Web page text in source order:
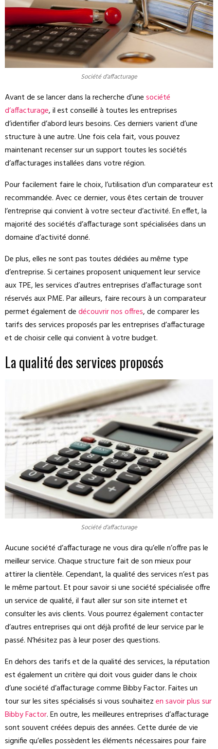
Société d’affacturage
Avant de se lancer dans la recherche d’unesociété
d’affacturage, il est conseillé à toutes les entreprises
d’identifier d’abord leurs besoins. Ces derniers varient d’une
structure à une autre. Une fois cela fait, vous pouvez
maintenant recenser sur un support toutes les sociétés
d’affacturages installées dans votre région.
Pour facilement faire le choix, l’utilisation d’un comparateur est
recommandée. Avec ce dernier, vous êtes certain de trouver
l’entreprise qui convient à votre secteur d’activité. En effet, la
majorité des sociétés d’affacturage sont spécialisées dans un
domaine d’activité donné.
De plus, elles ne sont pas toutes dédiées au même type
d’entreprise. Si certaines proposent uniquement leur service
aux TPE, les services d’autres entreprises d’affacturage sont
réservés aux PME. Par ailleurs, faire recours à un comparateur
permet également dedécouvrir nos offres, de comparer les
tarifs des services proposés par les entreprises d’affacturage
et de choisir celle qui convient à votre budget.
La qualité des services proposés
Société d’affacturage
Aucune société d’affacturage ne vous dira qu’elle n’offre pas le
meilleur service. Chaque structure fait de son mieux pour
attirer la clientèle. Cependant, la qualité des services n’est pas
le même partout. Et pour savoir si une société spécialisée offre
un service de qualité, il faut aller sur son site internet et
consulter les avis clients. Vous pourrez également contacter
d’autres entreprises qui ont déjà profité de leur service par le
passé. N’hésitez pas à leur poser des questions.
En dehors des tarifs et de la qualité des services, la réputation
est également un critère qui doit vous guider dans le choix
d’une société d’affacturage comme Bibby Factor. Faites un
tour sur les sites spécialisés si vous souhaitezen savoir plus sur
Bibby Factor. En outre, les meilleures entreprises d’affacturage
sont souvent créées depuis des années. Cette durée de vie
signifie qu’elles possèdent les éléments nécessaires pour faire